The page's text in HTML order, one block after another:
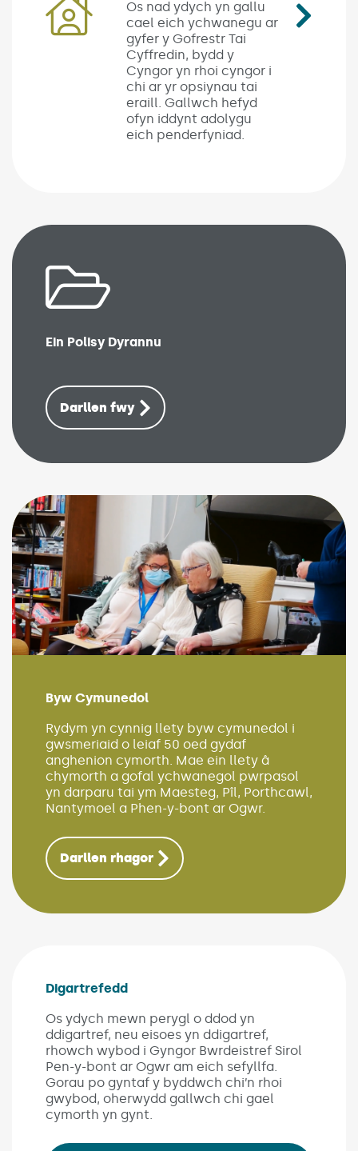
Os nad ydych yn gallu
cael eich ychwanegu ar
gyfer y Gofrestr Tai
Cyffredin, bydd y
Cyngor yn rhoi cyngor i
chi ar yr opsiynau tai
eraill. Gallwch hefyd
ofyn iddynt adolygu
eich penderfyniad.
Ein Polisy Dyrannu
Darllen fwy
Byw Cymunedol
Rydym yn cynnig llety byw cymunedol i
gwsmeriaid o leiaf 50 oed gydaf
anghenion cymorth. Mae ein llety â
chymorth a gofal ychwanegol pwrpasol
yn darparu tai ym Maesteg, Pîl, Porthcawl,
Nantymoel a Phen-y-bont ar Ogwr.
Darllen rhagor
Digartrefedd
Os ydych mewn perygl o ddod yn
ddigartref, neu eisoes yn ddigartref,
rhowch wybod i Gyngor Bwrdeistref Sirol
Pen-y-bont ar Ogwr am eich sefyllfa.
Gorau po gyntaf y byddwch chi’n rhoi
gwybod, oherwydd gallwch chi gael
cymorth yn gynt.